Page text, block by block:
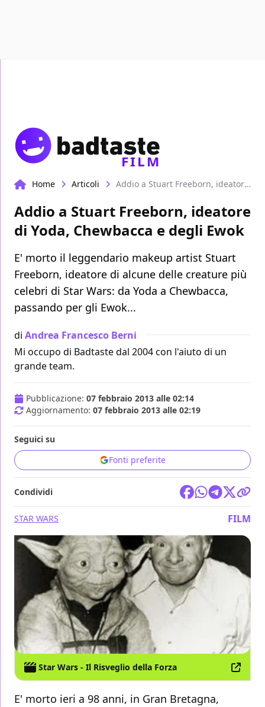
FILM
Home Articoli Addio a Stuart Freeborn, ideatore di Yoda, Chewbacca e degli Ewok
Addio a Stuart Freeborn, ideatore
di Yoda, Chewbacca e degli Ewok
E' morto il leggendario makeup artist Stuart
Freeborn, ideatore di alcune delle creature più
celebri di Star Wars: da Yoda a Chewbacca,
passando per gli Ewok...
di Andrea Francesco Berni
Mi occupo di Badtaste dal 2004 con l'aiuto di un
grande team.
Pubblicazione: 07 febbraio 2013 alle 02:14
Aggiornamento: 07 febbraio 2013 alle 02:19
Seguici su
Fonti preferite
Condividi
STAR WARS FILM
Star Wars - Il Risveglio della Forza
E' morto ieri a 98 anni, in Gran Bretagna,